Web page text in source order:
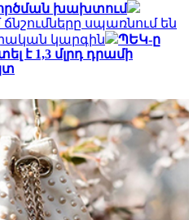
խախտում
սպառնում են
կարգին
ՊԵԿ-ը
է 1,3 մլրդ դրամի